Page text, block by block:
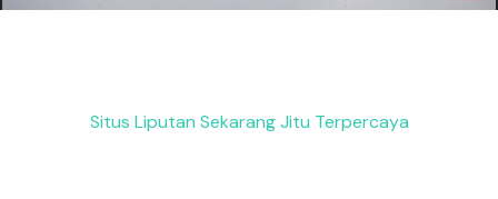
Situs Liputan Sekarang Jitu Terpercaya